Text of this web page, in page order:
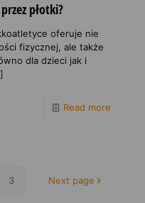
płotki?
oferuje nie
fizycznej, ale także
dla dzieci jak i
Read more
3 Next page